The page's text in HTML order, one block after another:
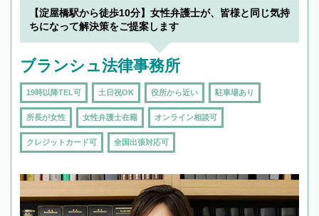
でフィーリングも重要です。実際に電話や面談
で複数の弁護士と会話をしてウマが合う方に依
【淀屋橋駅から徒歩10分】女性弁護士が、皆様と同じ気持
ちになって解決策をご提案します
ブランシュ法律事務所
19時以降TEL可 土日祝OK 役所から近い 駐車場あり
所長が女性 女性弁護士在籍 オンライン相談可
クレジットカード可 全国出張対応可